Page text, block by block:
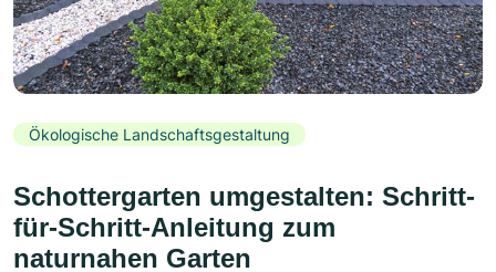
Ökologische Landschaftsgestaltung
Schottergarten umgestalten: Schritt-
für-Schritt-Anleitung zum
naturnahen Garten